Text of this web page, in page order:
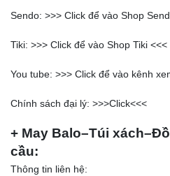
Sendo: >>> Click để vào Shop
Tiki: >>> Click để vào Shop Tiki <<<
You tube: >>> Click để vào kênh
Chính sách đại lý: >>>Click<<<
+ May Balo–Túi
cầu:
Thông tin liên hệ: